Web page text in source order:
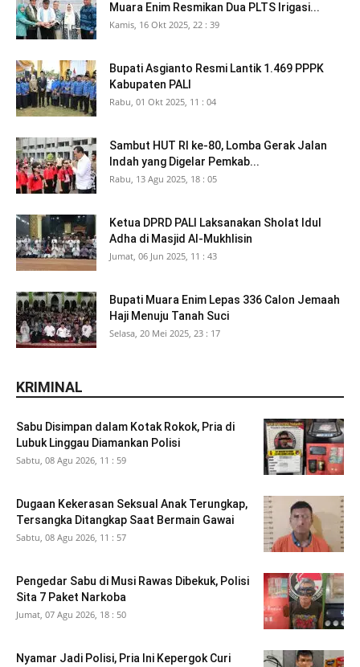
Muara Enim Resmikan Dua PLTS Irigasi...
Kamis, 16 Okt 2025, 22 : 39
Bupati Asgianto Resmi Lantik 1.469 PPPK
Kabupaten PALI
Rabu, 01 Okt 2025, 11 : 04
Sambut HUT RI ke-80, Lomba Gerak Jalan
Indah yang Digelar Pemkab...
Rabu, 13 Agu 2025, 18 : 05
Ketua DPRD PALI Laksanakan Sholat Idul
Adha di Masjid Al-Mukhlisin
Jumat, 06 Jun 2025, 11 : 43
Bupati Muara Enim Lepas 336 Calon Jemaah
Haji Menuju Tanah Suci
Selasa, 20 Mei 2025, 23 : 17
KRIMINAL
Sabu Disimpan dalam Kotak Rokok, Pria di
Lubuk Linggau Diamankan Polisi
Sabtu, 08 Agu 2026, 11 : 59
Dugaan Kekerasan Seksual Anak Terungkap,
Tersangka Ditangkap Saat Bermain Gawai
Sabtu, 08 Agu 2026, 11 : 57
Pengedar Sabu di Musi Rawas Dibekuk, Polisi
Sita 7 Paket Narkoba
Jumat, 07 Agu 2026, 18 : 50
Nyamar Jadi Polisi, Pria Ini Kepergok Curi